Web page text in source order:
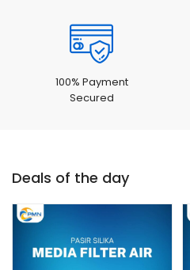
100% Payment
Secured
Deals of the day